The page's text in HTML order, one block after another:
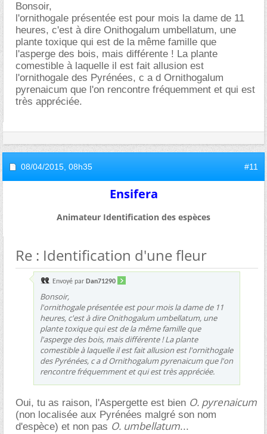
Bonsoir,
l'ornithogale présentée est pour mois la dame de 11
heures, c'est à dire Onithogalum umbellatum, une
plante toxique qui est de la même famille que
l'asperge des bois, mais différente ! La plante
comestible à laquelle il est fait allusion est
l'ornithogale des Pyrénées, c a d Ornithogalum
pyrenaicum que l'on rencontre fréquemment et qui est
très appréciée.
08/04/2015, 08h35 #11
Ensifera
Animateur Identification des espèces
Re : Identification d'une fleur
Envoyé par Dan71290
Bonsoir,
l'ornithogale présentée est pour mois la dame de 11
heures, c'est à dire Onithogalum umbellatum, une
plante toxique qui est de la même famille que
l'asperge des bois, mais différente ! La plante
comestible à laquelle il est fait allusion est l'ornithogale
des Pyrénées, c a d Ornithogalum pyrenaicum que l'on
rencontre fréquemment et qui est très appréciée.
Oui, tu as raison, l'Aspergette est bien O. pyrenaicum
(non localisée aux Pyrénées malgré son nom
d'espèce) et non pas O. umbellatum...